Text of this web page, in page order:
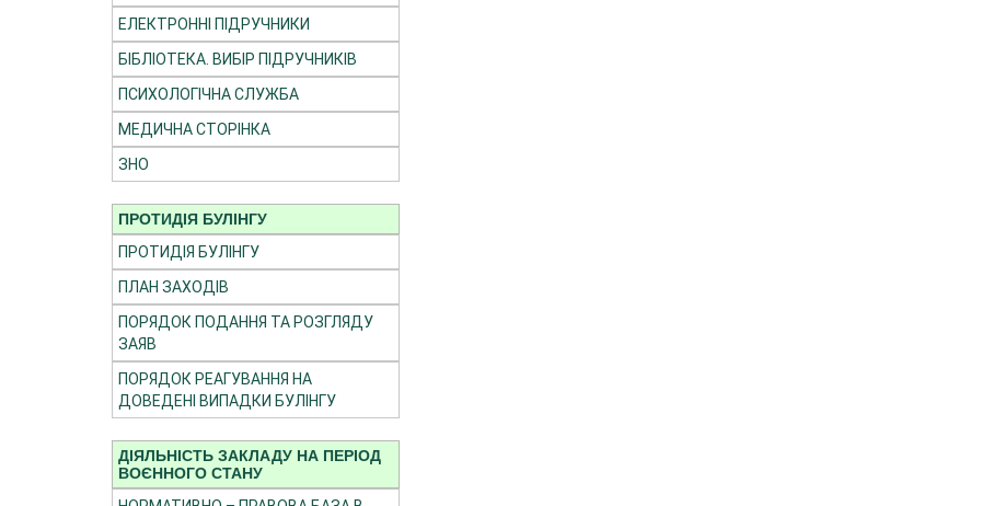
ЕЛЕКТРОННІ ПІДРУЧНИКИ
БІБЛІОТЕКА. ВИБІР ПІДРУЧНИКІВ
ПСИХОЛОГІЧНА СЛУЖБА
МЕДИЧНА СТОРІНКА
ЗНО
ПРОТИДІЯ БУЛІНГУ
ПРОТИДІЯ БУЛІНГУ
ПЛАН ЗАХОДІВ
ПОРЯДОК ПОДАННЯ ТА РОЗГЛЯДУ
ЗАЯВ
ПОРЯДОК РЕАГУВАННЯ НА
ДОВЕДЕНІ ВИПАДКИ БУЛІНГУ
ДІЯЛЬНІСТЬ ЗАКЛАДУ НА ПЕРІОД
ВОЄННОГО СТАНУ